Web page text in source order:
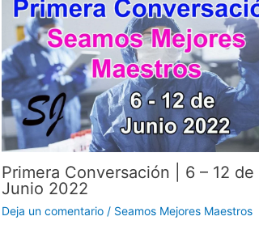
Primera Conversación | 6 – 12 de
Junio 2022
Deja un comentario / Seamos Mejores Maestros